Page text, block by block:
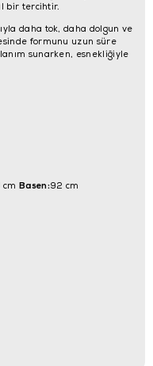
bir tercihtir.
daha tok, daha dolgun ve
formunu uzun süre
sunarken, esnekliğiyle
cm Basen:92 cm